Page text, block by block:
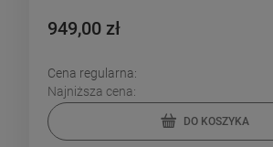
949,00 zł
Cena regularna:
Najniższa cena:
DO KOSZYKA